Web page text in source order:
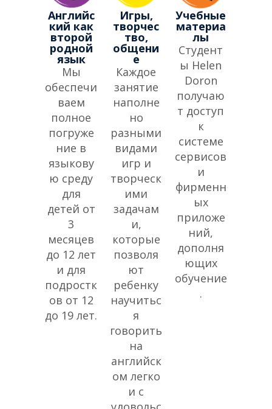
Английс
кий как
второй
родной
язык
Мы
обеспечи
ваем
полное
погруже
ние в
языкову
ю среду
для
детей от
3
месяцев
до 12 лет
и для
подростк
ов от 12
до 19 лет.
Игры,
творчес
тво,
общени
е
Каждое
занятие
наполне
но
разными
видами
игр и
творческ
ими
задачам
и,
которые
позволя
ют
ребенку
научитьс
я
говорить
на
английск
ом легко
и с
Учебные
материа
лы
Студент
ы Helen
Doron
получаю
т доступ
к
системе
сервисов
и
фирменн
ых
приложе
ний,
дополня
ющих
обучение
.